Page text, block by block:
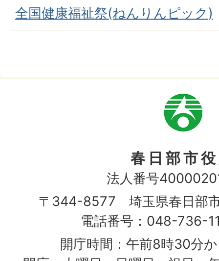
全国健康福祉祭(ねんりんピック)
市
章
春日部市
法人番号
〒344-8577 埼玉県春日部
電話番号：048-736-
開庁時間：午前8時30分